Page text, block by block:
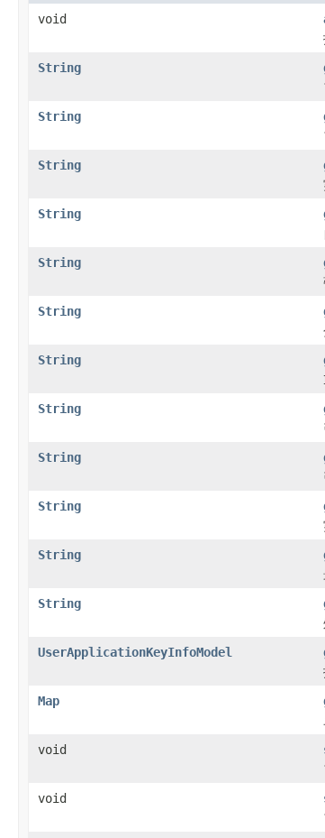
void
String
String
String
String
String
String
String
String
String
String
String
String
UserApplicationKeyInfoModel
Map
void
void